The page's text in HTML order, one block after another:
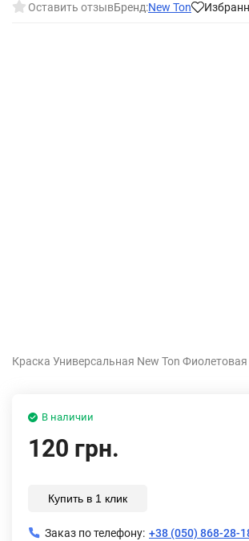
Оставить отзывБренд:New Ton
Краска Универсальная New Ton
В наличии
120 грн.
Купить в 1 клик
Заказ по телефону: +38 (050) 868-28-